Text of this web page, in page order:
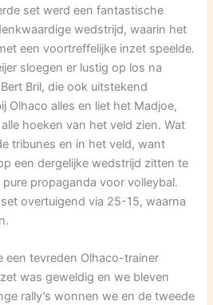
set werd een fantastische
wedstrijd, waarin het
een voortreffelijke inzet speelde.
sloegen er lustig op los na
Bril, die ook uitstekend
Olhaco alles en liet het Madjoe,
hoeken van het veld zien. Wat
tribunes en in het veld, want
een dergelijke wedstrijd zitten te
propaganda voor volleybal.
overtuigend via 25-15, waarna
een tevreden Olhaco-trainer
was geweldig en we bleven
rally’s wonnen we en de tweede